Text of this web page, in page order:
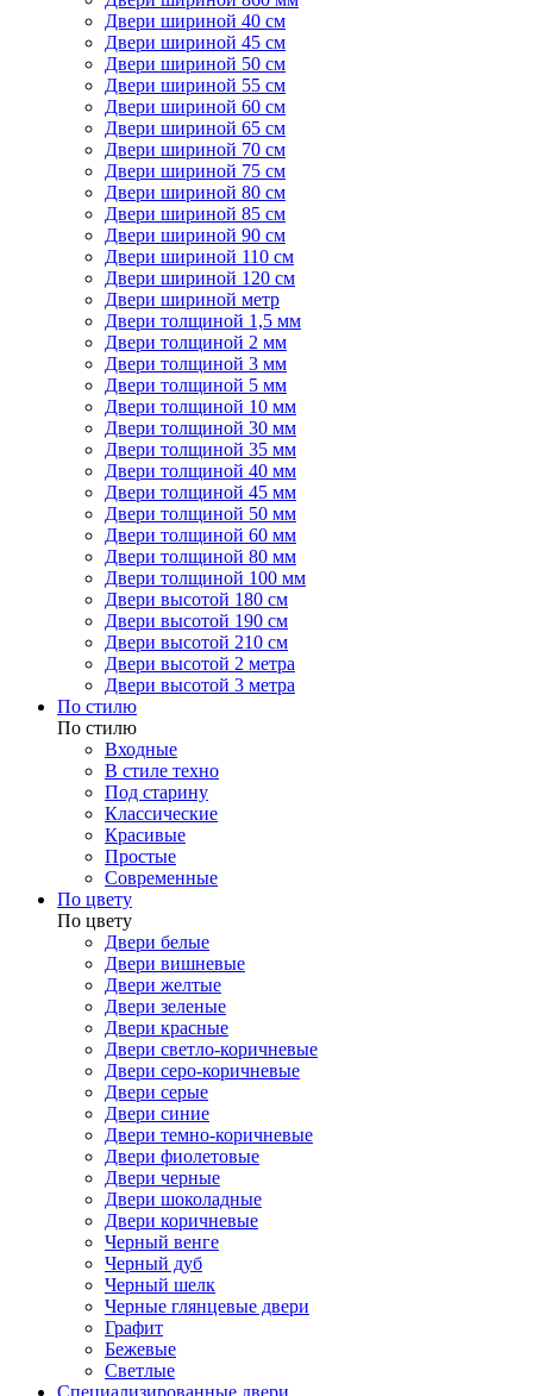
Двери шириной 40 см
Двери шириной 45 см
Двери шириной 50 см
Двери шириной 55 см
Двери шириной 60 см
Двери шириной 65 см
Двери шириной 70 см
Двери шириной 75 см
Двери шириной 80 см
Двери шириной 85 см
Двери шириной 90 см
Двери шириной 110 см
Двери шириной 120 см
Двери шириной метр
Двери толщиной 1,5 мм
Двери толщиной 2 мм
Двери толщиной 3 мм
Двери толщиной 5 мм
Двери толщиной 10 мм
Двери толщиной 30 мм
Двери толщиной 35 мм
Двери толщиной 40 мм
Двери толщиной 45 мм
Двери толщиной 50 мм
Двери толщиной 60 мм
Двери толщиной 80 мм
Двери толщиной 100 мм
Двери высотой 180 см
Двери высотой 190 см
Двери высотой 210 см
Двери высотой 2 метра
Двери высотой 3 метра
По стилю
По стилю
Входные
В стиле техно
Под старину
Классические
Красивые
Простые
Современные
По цвету
По цвету
Двери белые
Двери вишневые
Двери желтые
Двери зеленые
Двери красные
Двери светло-коричневые
Двери серо-коричневые
Двери серые
Двери синие
Двери темно-коричневые
Двери фиолетовые
Двери черные
Двери шоколадные
Двери коричневые
Черный венге
Черный дуб
Черный шелк
Черные глянцевые двери
Графит
Бежевые
Светлые